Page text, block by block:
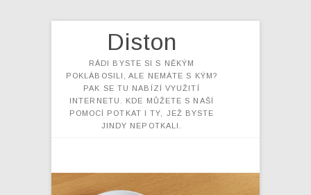
Diston
RÁDI BYSTE SI S NĚKÝM
POKLÁBOSILI, ALE NEMÁTE S KÝM?
PAK SE TU NABÍZÍ VYUŽITÍ
INTERNETU. KDE MŮŽETE S NAŠÍ
POMOCÍ POTKAT I TY, JEŽ BYSTE
JINDY NEPOTKALI.